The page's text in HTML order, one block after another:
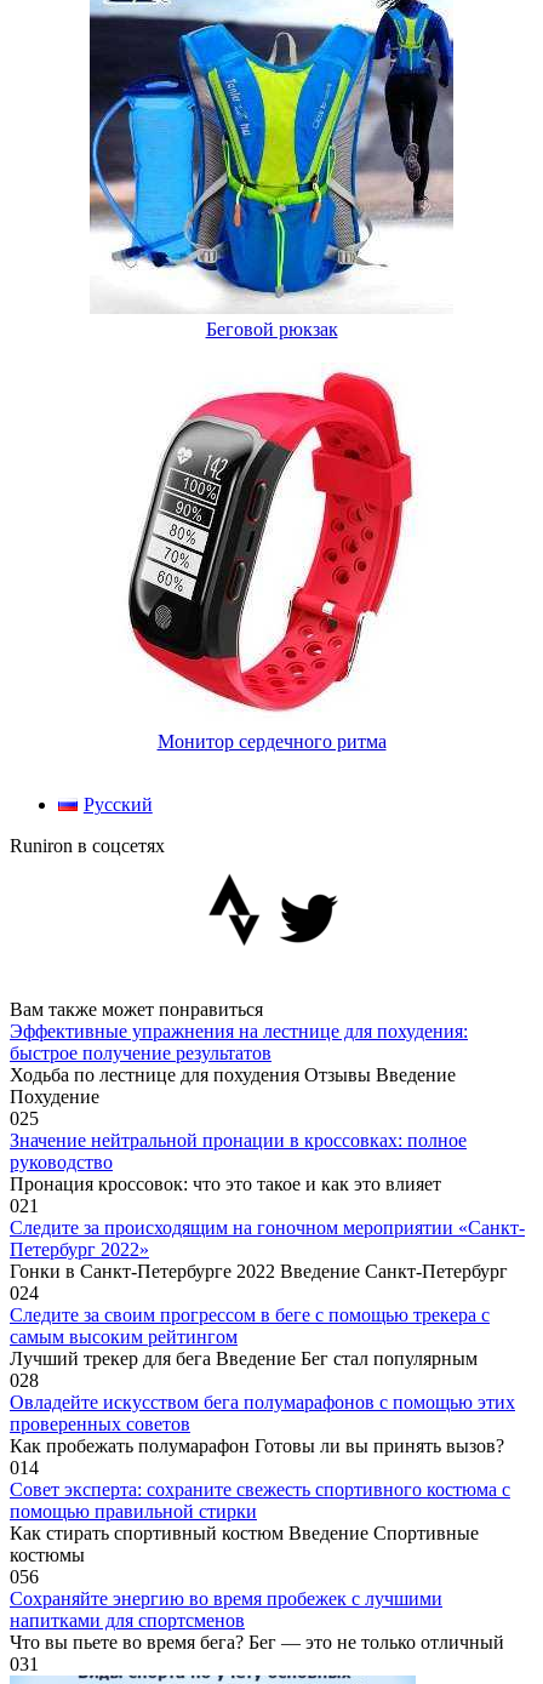
Беговой рюкзак
Монитор сердечного ритма
Русский
Runiron в соцсетях
Вам также может понравиться
Эффективные упражнения на лестнице для похудения:
быстрое получение результатов
Ходьба по лестнице для похудения Отзывы Введение
Похудение
025
Значение нейтральной пронации в кроссовках: полное
руководство
Пронация кроссовок: что это такое и как это влияет
021
Следите за происходящим на гоночном мероприятии «Санкт-
Петербург 2022»
Гонки в Санкт-Петербурге 2022 Введение Санкт-Петербург
024
Следите за своим прогрессом в беге с помощью трекера с
самым высоким рейтингом
Лучший трекер для бега Введение Бег стал популярным
028
Овладейте искусством бега полумарафонов с помощью этих
проверенных советов
Как пробежать полумарафон Готовы ли вы принять вызов?
014
Совет эксперта: сохраните свежесть спортивного костюма с
помощью правильной стирки
Как стирать спортивный костюм Введение Спортивные
костюмы
056
Сохраняйте энергию во время пробежек с лучшими
напитками для спортсменов
Что вы пьете во время бега? Бег — это не только отличный
031